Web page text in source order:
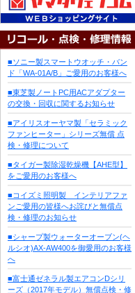
■ソニー製スマートウオッチ・バン
ド「WA-01A/B」ご愛用のお客様へ
■東芝製ノートPC用ACアダプター
の交換・回収に関するお知らせ
■アイリスオーヤマ製「セラミック
ファンヒーター」シリーズ無償 点
検・修理について
■タイガー製除湿乾燥機【AHE型】
をご愛用のお客様へ
■コイズミ照明製 インテリアファ
ンご愛用の皆様へお詫びと無償点
検・修理のお知らせ
■シャープ製ウォーターオーブン(ヘ
ルシオ)AX-AW400を御愛用のお客様
へ
■富士通ゼネラル製エアコンDシリ
ーズ（2017年モデル）無償点検・修